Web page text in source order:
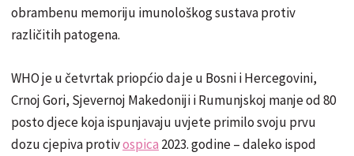
obrambenu memoriju imunološkog sustava protiv
različitih patogena.
WHO je u četvrtak priopćio da je u Bosni i Hercegovini,
Crnoj Gori, Sjevernoj Makedoniji i Rumunjskoj manje od 80
posto djece koja ispunjavaju uvjete primilo svoju prvu
dozu cjepiva protivospica 2023. godine – daleko ispod